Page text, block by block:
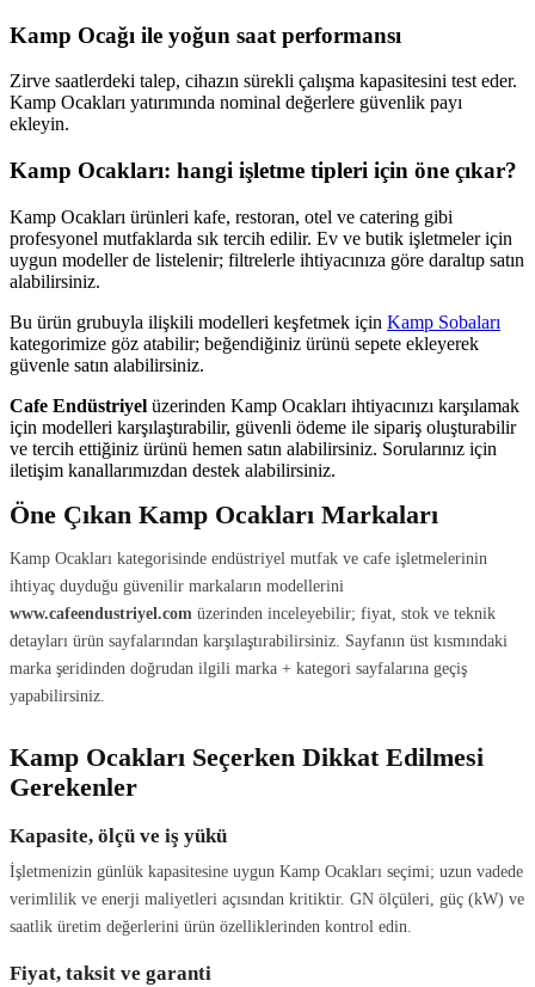
Kamp Ocağı ile yoğun saat performansı
Zirve saatlerdeki talep, cihazın sürekli çalışma kapasitesini test eder.
Kamp Ocakları yatırımında nominal değerlere güvenlik payı
ekleyin.
Kamp Ocakları: hangi işletme tipleri için öne çıkar?
Kamp Ocakları ürünleri kafe, restoran, otel ve catering gibi
profesyonel mutfaklarda sık tercih edilir. Ev ve butik işletmeler için
uygun modeller de listelenir; filtrelerle ihtiyacınıza göre daraltıp satın
alabilirsiniz.
Bu ürün grubuyla ilişkili modelleri keşfetmek için Kamp Sobaları
kategorimize göz atabilir; beğendiğiniz ürünü sepete ekleyerek
güvenle satın alabilirsiniz.
Cafe Endüstriyel üzerinden Kamp Ocakları ihtiyacınızı karşılamak
için modelleri karşılaştırabilir, güvenli ödeme ile sipariş oluşturabilir
ve tercih ettiğiniz ürünü hemen satın alabilirsiniz. Sorularınız için
iletişim kanallarımızdan destek alabilirsiniz.
Öne Çıkan Kamp Ocakları Markaları
Kamp Ocakları kategorisinde endüstriyel mutfak ve cafe işletmelerinin
ihtiyaç duyduğu güvenilir markaların modellerini
www.cafeendustriyel.com üzerinden inceleyebilir; fiyat, stok ve teknik
detayları ürün sayfalarından karşılaştırabilirsiniz. Sayfanın üst kısmındaki
marka şeridinden doğrudan ilgili marka + kategori sayfalarına geçiş
yapabilirsiniz.
Kamp Ocakları Seçerken Dikkat Edilmesi
Gerekenler
Kapasite, ölçü ve iş yükü
İşletmenizin günlük kapasitesine uygun Kamp Ocakları seçimi; uzun vadede
verimlilik ve enerji maliyetleri açısından kritiktir. GN ölçüleri, güç (kW) ve
saatlik üretim değerlerini ürün özelliklerinden kontrol edin.
Fiyat, taksit ve garanti